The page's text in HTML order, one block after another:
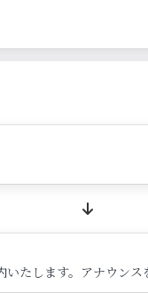
たします。アナウン